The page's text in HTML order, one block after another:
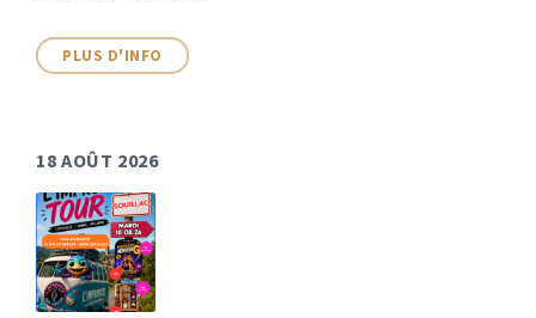
PLUS D'INFO
18 AOÛT 2026